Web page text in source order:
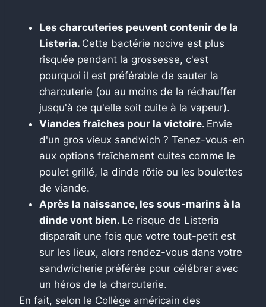
Les charcuteries peuvent contenir de la
Listeria. Cette bactérie nocive est plus
risquée pendant la grossesse, c'est
pourquoi il est préférable de sauter la
charcuterie (ou au moins de la réchauffer
jusqu'à ce qu'elle soit cuite à la vapeur).
Viandes fraîches pour la victoire. Envie
d'un gros vieux sandwich ? Tenez-vous-en
aux options fraîchement cuites comme le
poulet grillé, la dinde rôtie ou les boulettes
de viande.
Après la naissance, les sous-marins à la
dinde vont bien. Le risque de Listeria
disparaît une fois que votre tout-petit est
sur les lieux, alors rendez-vous dans votre
sandwicherie préférée pour célébrer avec
un héros de la charcuterie.
En fait, selon le Collège américain des